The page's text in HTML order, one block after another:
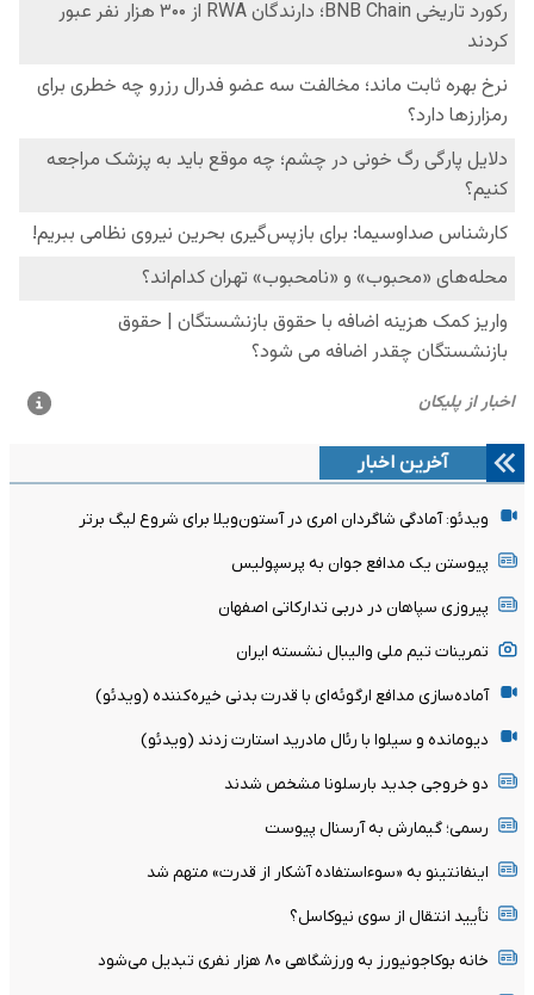
آخرین اخبار
ویدئو: آمادگی شاگردان امری در آستون‌ویلا برای شروع لیگ برتر
پیوستن یک مدافع جوان به پرسپولیس
پیروزی سپاهان در دربی تدارکاتی اصفهان
تمرینات تیم ملی والیبال نشسته ایران
آماده‌سازی مدافع ارگوئه‌ای با قدرت بدنی خیره‌کننده (ویدئو)
دیومانده و سیلوا با رئال مادرید استارت زدند (ویدئو)
دو خروجی جدید بارسلونا مشخص شدند
رسمی؛ گیمارش به آرسنال پیوست
اینفانتینو به «سوءاستفاده آشکار از قدرت» متهم شد
تأیید انتقال از سوی نیوکاسل؟
خانه بوکاجونیورز به ورزشگاهی ۸۰ هزار نفری تبدیل می‌شود